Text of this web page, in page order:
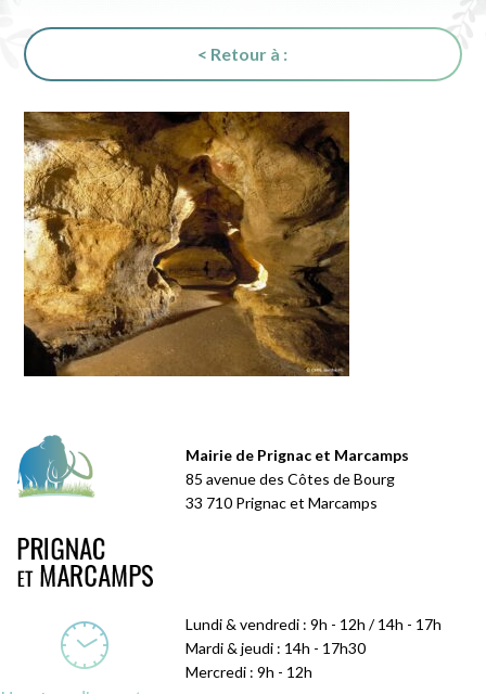
< Retour à :
Mairie de Prignac et Marcamps
85 avenue des Côtes de Bourg
33 710 Prignac et Marcamps
Lundi & vendredi : 9h - 12h / 14h - 17h
Mardi & jeudi : 14h - 17h30
Mercredi : 9h - 12h